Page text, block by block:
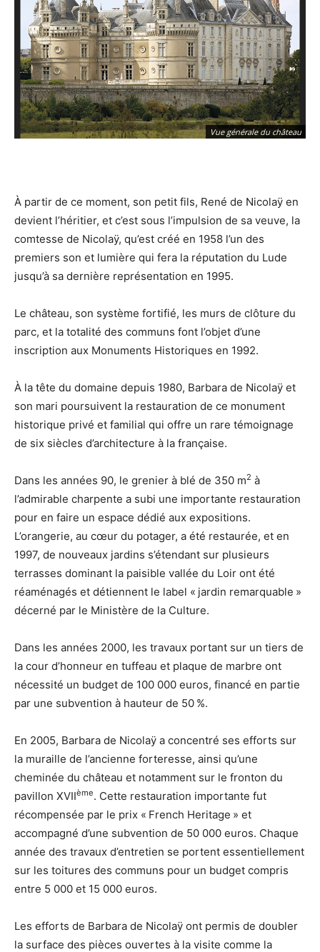
Vue générale du château
À partir de ce moment, son petit fils, René de Nicolaÿ en
devient l’héritier, et c’est sous l’impulsion de sa veuve, la
comtesse de Nicolaÿ, qu’est créé en 1958 l’un des
premiers son et lumière qui fera la réputation du Lude
jusqu’à sa dernière représentation en 1995.
Le château, son système fortifié, les murs de clôture du
parc, et la totalité des communs font l’objet d’une
inscription aux Monuments Historiques en 1992.
À la tête du domaine depuis 1980, Barbara de Nicolaÿ et
son mari poursuivent la restauration de ce monument
historique privé et familial qui offre un rare témoignage
de six siècles d’architecture à la française.
Dans les années 90, le grenier à blé de 350 m2 à
l’admirable charpente a subi une importante restauration
pour en faire un espace dédié aux expositions.
L’orangerie, au cœur du potager, a été restaurée, et en
1997, de nouveaux jardins s’étendant sur plusieurs
terrasses dominant la paisible vallée du Loir ont été
réaménagés et détiennent le label « jardin remarquable »
décerné par le Ministère de la Culture.
Dans les années 2000, les travaux portant sur un tiers de
la cour d’honneur en tuffeau et plaque de marbre ont
nécessité un budget de 100 000 euros, financé en partie
par une subvention à hauteur de 50 %.
En 2005, Barbara de Nicolaÿ a concentré ses efforts sur
la muraille de l’ancienne forteresse, ainsi qu’une
cheminée du château et notamment sur le fronton du
pavillon XVIIème. Cette restauration importante fut
récompensée par le prix « French Heritage » et
accompagné d’une subvention de 50 000 euros. Chaque
année des travaux d’entretien se portent essentiellement
sur les toitures des communs pour un budget compris
entre 5 000 et 15 000 euros.
Les efforts de Barbara de Nicolaÿ ont permis de doubler
la surface des pièces ouvertes à la visite comme la